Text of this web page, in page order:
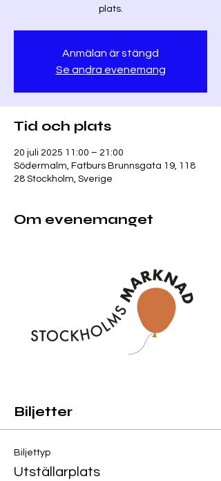
plats.
Anmälan är stängd
Se andra evenemang
Tid och plats
20 juli 2025 11:00 – 21:00
Södermalm, Fatburs Brunnsgata 19, 118
28 Stockholm, Sverige
Om evenemanget
Biljetter
Biljettyp
Utställarplats